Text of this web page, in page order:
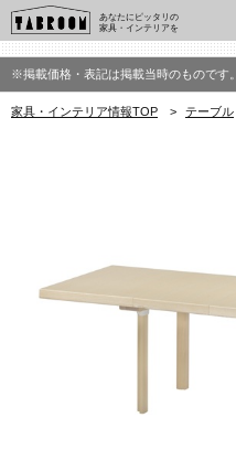
あなたにピッタリの
家具・インテリアを
※掲載価格・表記は掲載当時のものです。
家具・インテリア情報TOP > テーブル